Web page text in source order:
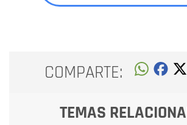
COMPARTE:
TEMAS